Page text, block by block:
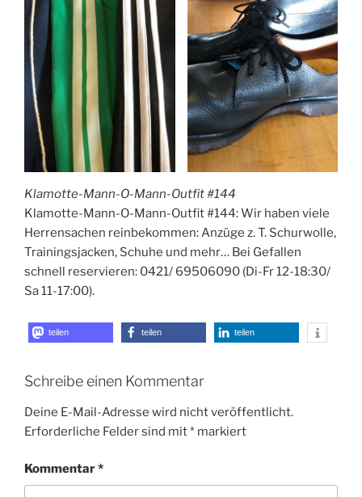
Klamotte-Mann-O-Mann-Outfit #144
Klamotte-Mann-O-Mann-Outfit #144: Wir haben viele
Herrensachen reinbekommen: Anzüge z. T. Schurwolle,
Trainingsjacken, Schuhe und mehr… Bei Gefallen
schnell reservieren: 0421/ 69506090 (Di-Fr 12-18:30/
Sa 11-17:00).
teilen teilen teilen
Schreibe einen Kommentar
Deine E-Mail-Adresse wird nicht veröffentlicht.
Erforderliche Felder sind mit* markiert
Kommentar*